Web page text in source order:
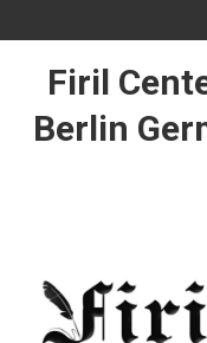
Firil
Berlin